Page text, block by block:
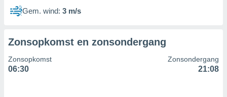
Gem. wind: 3 m/s
Zonsopkomst en zonsondergang
Zonsopkomst
06:30
Zonsondergang
21:08